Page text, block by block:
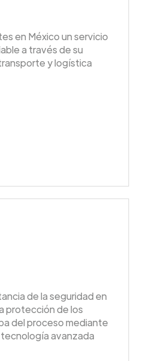
en México un servicio
a través de su
y logística
de la seguridad en
protección de los
del proceso mediante
avanzada